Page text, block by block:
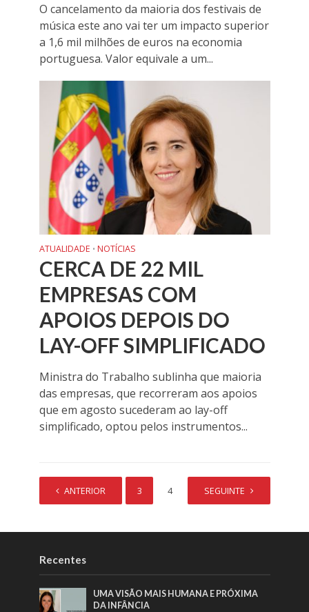
O cancelamento da maioria dos festivais de
música este ano vai ter um impacto superior
a 1,6 mil milhões de euros na economia
portuguesa. Valor equivale a um...
ATUALIDADE • NOTÍCIAS
CERCA DE 22 MIL
EMPRESAS COM
APOIOS DEPOIS DO
LAY-OFF SIMPLIFICADO
Ministra do Trabalho sublinha que maioria
das empresas, que recorreram aos apoios
que em agosto sucederam ao lay-off
simplificado, optou pelos instrumentos...
ANTERIOR
1 3 4 6
SEGUINTE
Recentes
UMA VISÃO MAIS HUMANA E PRÓXIMA
DA INFÂNCIA